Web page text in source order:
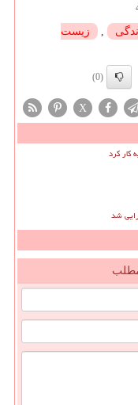
,
زیست
(0)
X
کار کرد
شد